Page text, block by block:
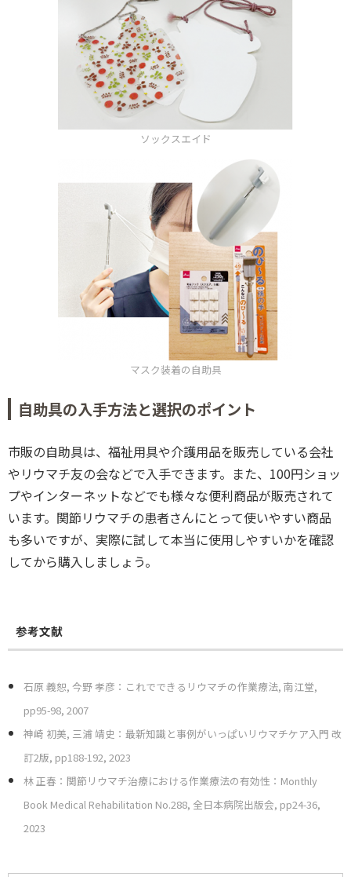
ソックスエイド
マスク装着の自助具
自助具の入手方法と選択のポイント
市販の自助具は、福祉用具や介護用品を販売している会社
やリウマチ友の会などで入手できます。また、100円ショッ
プやインターネットなどでも様々な便利商品が販売されて
います。関節リウマチの患者さんにとって使いやすい商品
も多いですが、実際に試して本当に使用しやすいかを確認
してから購入しましょう。
参考文献
石原 義恕, 今野 孝彦：これでできるリウマチの作業療法, 南江堂,
pp95-98, 2007
神崎 初美, 三浦 靖史：最新知識と事例がいっぱいリウマチケア入門 改
訂2版, pp188-192, 2023
林 正春：関節リウマチ治療における作業療法の有効性：Monthly
Book Medical Rehabilitation No.288, 全日本病院出版会, pp24-36,
2023